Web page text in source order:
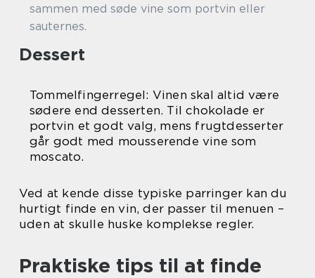
sammen med søde vine som portvin eller
sauternes.
Dessert
Tommelfingerregel: Vinen skal altid være
sødere end desserten. Til chokolade er
portvin et godt valg, mens frugtdesserter
går godt med mousserende vine som
moscato.
Ved at kende disse typiske parringer kan du
hurtigt finde en vin, der passer til menuen –
uden at skulle huske komplekse regler.
Praktiske tips til at finde